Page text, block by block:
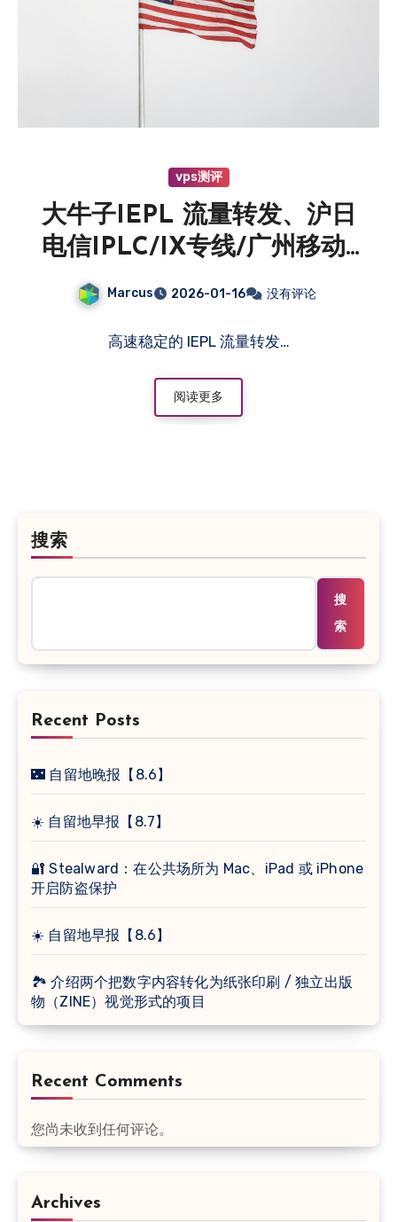
vps测评
大牛子IEPL 流量转发、沪日
电信IPLC/IX专线/广州移动/
深圳移动/腾讯云入口等线路
Marcus 2026-01-16 没有评论
高速稳定的 IEPL 流量转发…
阅读更多
搜索
搜
索
Recent Posts
🌃 自留地晚报【8.6】
☀️ 自留地早报【8.7】
🔐 Stealward：在公共场所为 Mac、iPad 或 iPhone
开启防盗保护
☀️ 自留地早报【8.6】
🏞 介绍两个把数字内容转化为纸张印刷 / 独立出版
物（ZINE）视觉形式的项目
Recent Comments
您尚未收到任何评论。
Archives